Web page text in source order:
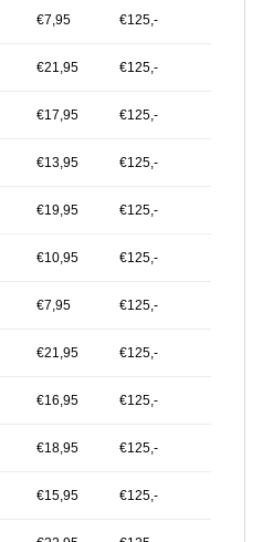
€7,95 €125,-
€21,95 €125,-
€17,95 €125,-
€13,95 €125,-
€19,95 €125,-
€10,95 €125,-
€7,95 €125,-
€21,95 €125,-
€16,95 €125,-
€18,95 €125,-
€15,95 €125,-